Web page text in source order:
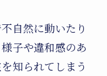
自然に動いたり
子や違和感のあ
知られてしまう